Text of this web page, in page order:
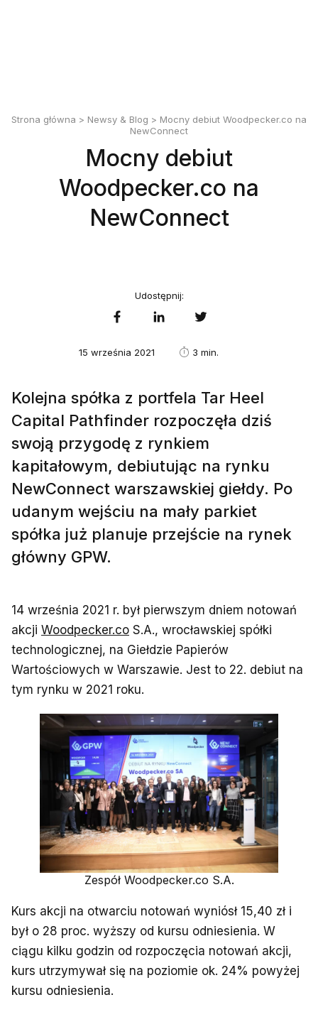
Strona główna > Newsy & Blog > Mocny debiut Woodpecker.co na
NewConnect
Mocny debiut
Woodpecker.co na
NewConnect
Udostępnij:
15 września 2021 3 min.
Kolejna spółka z portfela Tar Heel
Capital Pathfinder rozpoczęła dziś
swoją przygodę z rynkiem
kapitałowym, debiutując na rynku
NewConnect warszawskiej giełdy. Po
udanym wejściu na mały parkiet
spółka już planuje przejście na rynek
główny GPW.
14 września 2021 r. był pierwszym dniem notowań
akcji Woodpecker.co S.A., wrocławskiej spółki
technologicznej, na Giełdzie Papierów
Wartościowych w Warszawie. Jest to 22. debiut na
tym rynku w 2021 roku.
Zespół Woodpecker.co S.A.
Kurs akcji na otwarciu notowań wyniósł 15,40 zł i
był o 28 proc. wyższy od kursu odniesienia. W
ciągu kilku godzin od rozpoczęcia notowań akcji,
kurs utrzymywał się na poziomie ok. 24% powyżej
kursu odniesienia.